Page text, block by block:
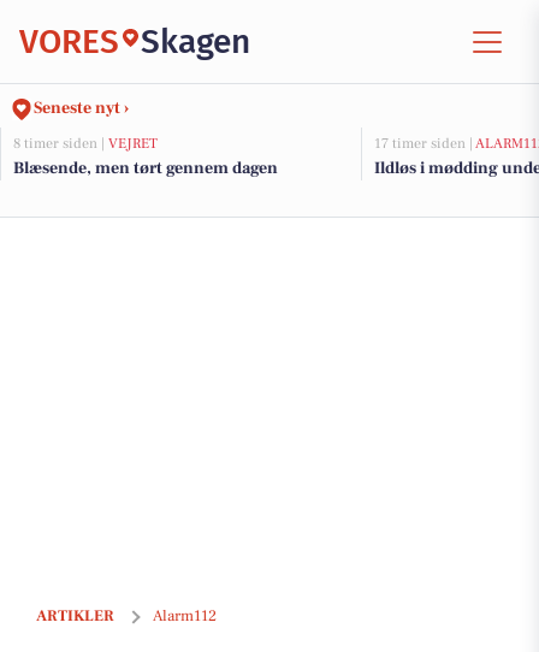
VORES Skagen
Seneste nyt ›
8 timer siden | VEJRET
Blæsende, men tørt gennem dagen
17 timer siden |
Ildløs i mødding
ARTIKLER Alarm112
Ildløs i mødding under kontrol